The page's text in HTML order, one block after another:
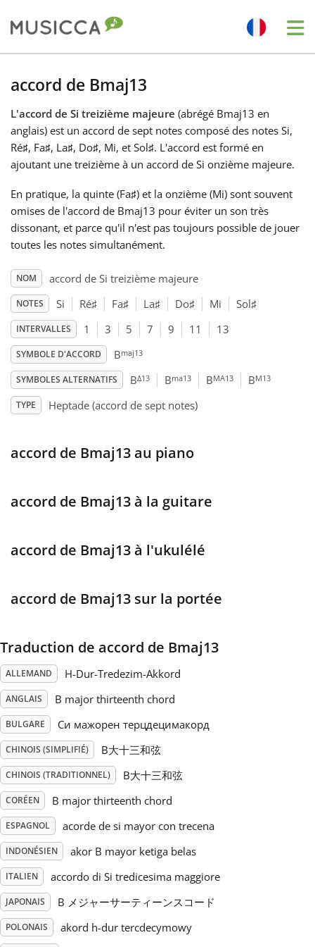
Български
Dansk
Deutsch
Español
Français
한국어
Svenska
Tiếng Việt
简体中文
繁體中文
accord de Bmaj13
L'accord de Si treizième majeure (abrégé Bmaj13 en
anglais) est un accord de sept notes composé des notes Si,
Ré♯, Fa♯, La♯, Do♯, Mi, et Sol♯. L'accord est formé en
ajoutant une treizième à un accord de Si onzième majeure.
En pratique, la quinte (Fa♯) et la onzième (Mi) sont souvent
omises de l'accord de Bmaj13 pour éviter un son très
dissonant, et parce qu'il n'est pas toujours possible de jouer
toutes les notes simultanément.
NOM accord de Si treizième majeure
NOTES Si Ré♯ Fa♯ La♯ Do♯ Mi Sol♯
INTERVALLES 1 3 5 7 9 11 13
SYMBOLE D'ACCORD Bmaj13
SYMBOLES ALTERNATIFS BΔ13 Bma13 BMA13 BM13
TYPE Heptade (accord de sept notes)
accord de Bmaj13 au piano
accord de Bmaj13 à la guitare
accord de Bmaj13 à l'ukulélé
accord de Bmaj13 sur la portée
Traduction de accord de Bmaj13
ALLEMAND H-Dur-Tredezim-Akkord
ANGLAIS B major thirteenth chord
BULGARE Си мажорен терцдецимакорд
CHINOIS (SIMPLIFIÉ) B大十三和弦
CHINOIS (TRADITIONNEL) B大十三和弦
CORÉEN B major thirteenth chord
ESPAGNOL acorde de si mayor con trecena
INDONÉSIEN akor B mayor ketiga belas
ITALIEN accordo di Si tredicesima maggiore
JAPONAIS B メジャーサーティーンスコード
POLONAIS akord h-dur tercdecymowy